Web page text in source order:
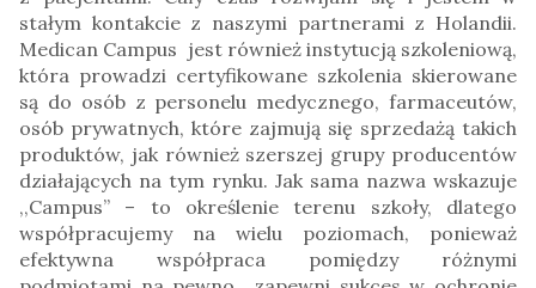
stałym kontakcie z naszymi partnerami z Holandii.
Medican Campus jest również instytucją szkoleniową,
która prowadzi certyfikowane szkolenia skierowane
są do osób z personelu medycznego, farmaceutów,
osób prywatnych, które zajmują się sprzedażą takich
produktów, jak również szerszej grupy producentów
działających na tym rynku. Jak sama nazwa wskazuje
,,Campus” – to określenie terenu szkoły, dlatego
współpracujemy na wielu poziomach, ponieważ
efektywna współpraca pomiędzy różnymi